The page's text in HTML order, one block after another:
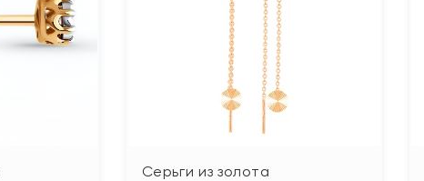
Серьги из золота